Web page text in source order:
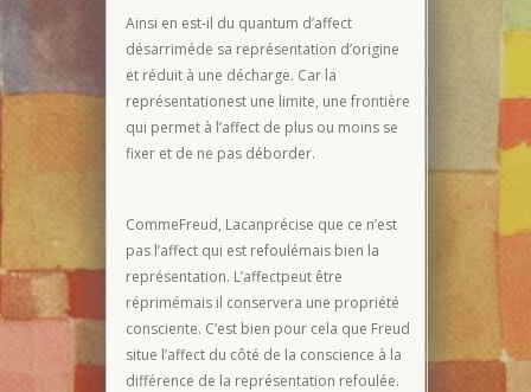
Ainsi en est-il du quantum d’affect
désarriméde sa représentation d’origine
et réduit à une décharge. Car la
représentationest une limite, une frontière
qui permet à l’affect de plus ou moins se
fixer et de ne pas déborder.
CommeFreud, Lacanprécise que ce n’est
pas l’affect qui est refoulémais bien la
représentation. L’affectpeut être
réprimémais il conservera une propriété
consciente. C’est bien pour cela que Freud
situe l’affect du côté de la conscience à la
différence de la représentation refoulée.